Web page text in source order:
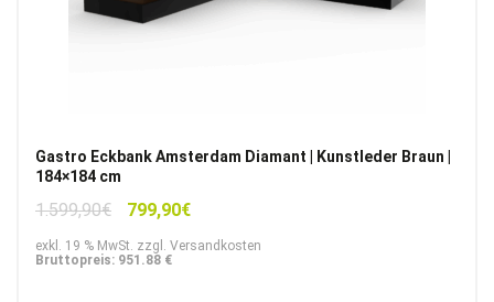
Gastro Eckbank Amsterdam Diamant | Kunstleder Braun |
184×184 cm
1.599,90€
Ursprünglicher
war:
799,90€Aktueller
ist:
exkl. 19 % MwSt. zzgl. Versandkosten
Bruttopreis: 951.88 €